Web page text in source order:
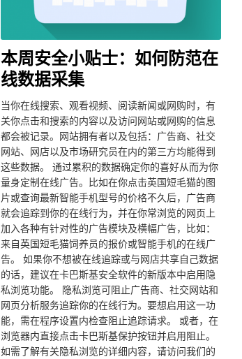
本周安全小贴士：如何防范在
线数据采集
当你在线搜索、观看视频、阅读新闻或网购时，有
关你点击和搜索的内容以及访问网站或网购的信息
都会被记录。网站拥有者以及包括：广告商、社交
网站、网店以及市场研究员在内的第三方均能得到
这些数据。 通过累积的数据确定你的喜好从而为你
量身定制在线广告。比如在你点击英国短毛猫的图
片或查询最新智能手机型号的价格不久后，广告商
就会追踪到你的在线行为，并在你常浏览的网页上
加入各种有针对性的广告模块及横幅广告，比如：
来自英国短毛猫饲养员的报价或智能手机的在线广
告。 如果你不想被在线追踪或与网店共享自己数据
的话，建议在卡巴斯基安全软件的新版本中启用隐
私浏览功能。 隐私浏览可阻止广告商、社交网站和
网页分析服务追踪你的在线行为。要想启用这一功
能，需在程序设置内检查阻止追踪请求。 或者，在
浏览器内直接点击卡巴斯基保护按钮并启用阻止。
如需了解有关隐私浏览的详细内容，请访问我们的